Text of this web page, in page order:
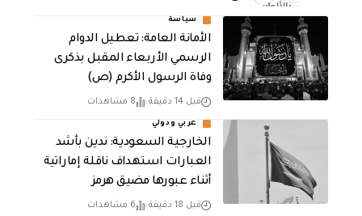
سياسة
الأمانة العامة: تعطيل الدوام
الرسمي الأربعاء المقبل بذكرى
وفاة الرسول الأكرم (ص)
قبل 14 دقيقة 8 مشاهدات
عربي ودولي
‏الخارجية السعودية: ندين بأشد
العبارات استهداف ناقلة إماراتية
أثناء عبورها مضيق هرمز
قبل 18 دقيقة 6 مشاهدات